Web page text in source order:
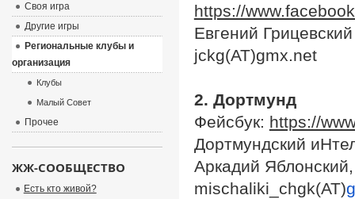
https://
Евгений Грицевский
jckg(AT)gmx.net
2. Дортмунд
Фейсбук: https://
Дортмундский
Аркадий
mischaliki_chgk(АТ)
Своя игра
Другие игры
Региональные клубы и
организация
Клубы
Малый Совет
Прочее
ЖЖ-СООБЩЕСТВО
Есть кто живой?